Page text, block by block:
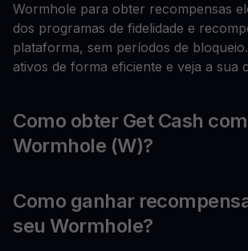
Wormhole para obter recompensas
dos programas de fidelidade e
plataforma, sem períodos de
ativos de forma eficiente e veja a sua
Como obter Get Cash com
Wormhole (W)?
Como ganhar
seu Wormhole?